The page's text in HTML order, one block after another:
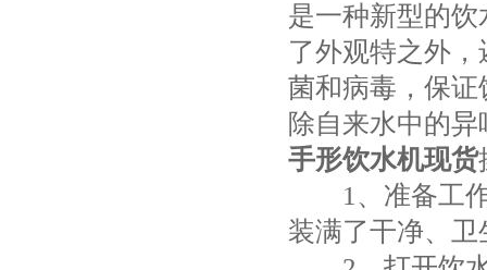
是一种新型的
了外观特之外
菌和病毒，保
除自来水中的
手形饮水机现货
1、准备工作
装满了干净、卫